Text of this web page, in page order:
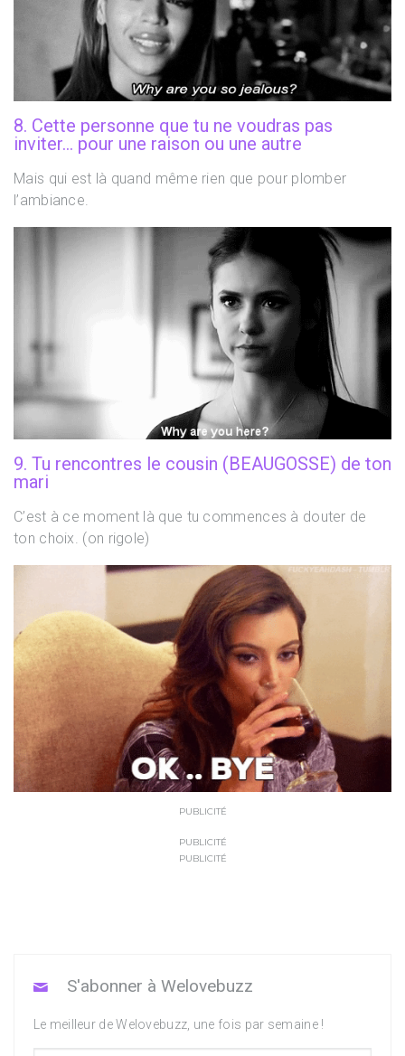
8. Cette personne que tu ne voudras pas
inviter… pour une raison ou une autre
Mais qui est là quand même rien que pour plomber
l’ambiance.
9. Tu rencontres le cousin (BEAUGOSSE) de ton
mari
C’est à ce moment là que tu commences à douter de
ton choix. (on rigole)
PUBLICITÉ
PUBLICITÉ
PUBLICITÉ
S'abonner à Welovebuzz
Le meilleur de Welovebuzz, une fois par semaine !